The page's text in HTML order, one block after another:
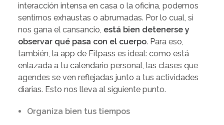
interacción intensa en casa o la oficina, podemos
sentirnos exhaustas o abrumadas. Por lo cual, si
nos gana el cansancio, está bien detenerse y
observar qué pasa con el cuerpo. Para eso,
también, la app de Fitpass es ideal: como está
enlazada a tu calendario personal, las clases que
agendes se ven reflejadas junto a tus actividades
diarias. Esto nos lleva al siguiente punto.
Organiza bien tus tiempos